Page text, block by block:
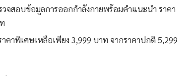
วจสอบข้อมูลการออกกำลังกายพร้อมคำแนะนำ ราคา
คาพิเศษเหลือเพียง 3,999 บาท จากราคาปกติ 5,299